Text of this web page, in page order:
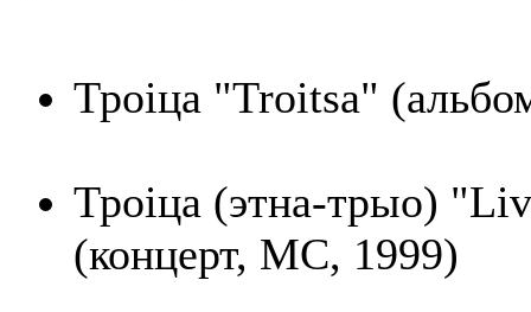
Троіца "Troitsa"
Троіца (этна-трыо)
(концерт, MC, 1999)